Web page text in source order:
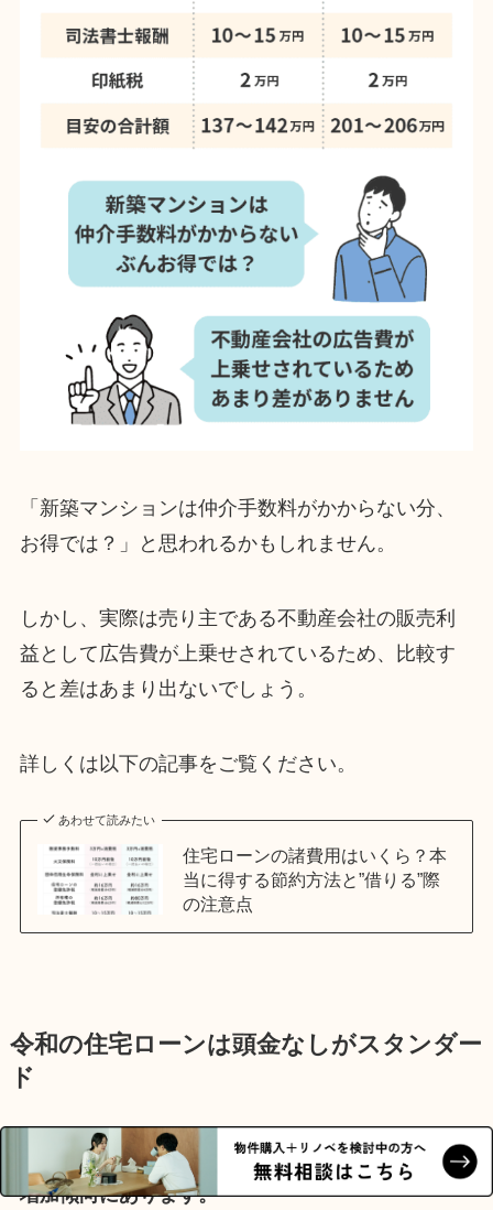
「新築マンションは仲介手数料がかからない分、
お得では？」と思われるかもしれません。
しかし、実際は売り主である不動産会社の販売利
益として広告費が上乗せされているため、比較す
ると差はあまり出ないでしょう。
詳しくは以下の記事をご覧ください。
あわせて読みたい
住宅ローンの諸費用はいくら？本
当に得する節約方法と”借りる”際
の注意点
令和の住宅ローンは頭金なしがスタンダー
ド
近年の住宅ローンは「頭金なし」を選択する人が
増加傾向にあります。